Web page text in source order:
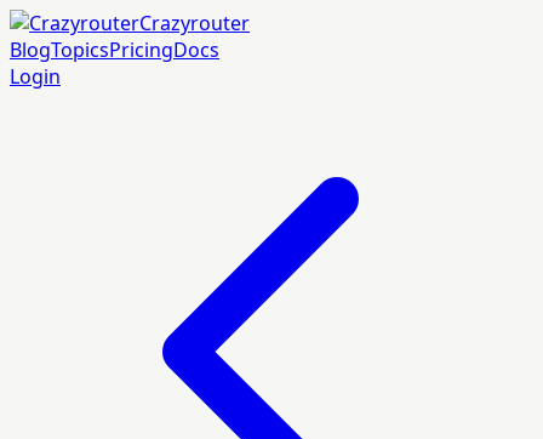
Crazyrouter
BlogTopicsPricingDocs
Login